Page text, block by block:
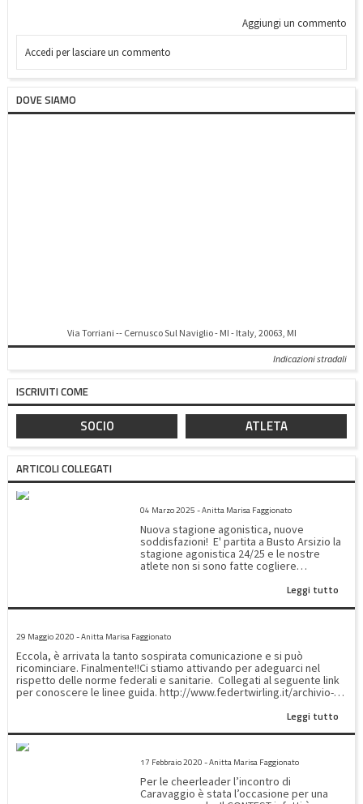
Aggiungi un commento
Accedi per lasciare un commento
DOVE SIAMO
Via Torriani -- Cernusco Sul Naviglio - MI - Italy, 20063, MI
Indicazioni stradali
ISCRIVITI COME
SOCIO ATLETA
ARTICOLI COLLEGATI
04 Marzo 2025 - Anitta Marisa Faggionato
Nuova stagione agonistica, nuove
soddisfazioni! E' partita a Busto Arsizio la
stagione agonistica 24/25 e le nostre
atlete non si sono fatte cogliere
riconoscimenti ottenuti nelle diverse
Greta Fiordalisio: 6º posto - ⁠Maria Vittoria
Nicoli: 8º posto - ⁠Giulia Vailati: 9º posto -
⁠Beatrice Bianco: 10º posto Solo Youth
2011/2012 livello beginners: - Anna Ciaccia:
6º posto Solo Youth 2013 livello beginners:
- Miriam Castoldi: 2º posto - ⁠Sveva
Terraneo: 9º posto Solo Junior livello
Freestyle Youth livello beginners: -
2011 livello B: - Greta Ravasio: 6º posto
posto Freestyle Senior livello B: - Martina
Perciante: 4º posto Freestyle Senior livello
Leggi tutto
29 Maggio 2020 - Anitta Marisa Faggionato
Eccola, è arrivata la tanto sospirata comunicazione e si può
ricominciare. Finalmente!!Ci stiamo attivando per adeguarci nel
rispetto delle norme federali e sanitarie. Collegati al seguente link
per conoscere le linee guida. http://www.federtwirling.it/archivio-
Leggi tutto
17 Febbraio 2020 - Anitta Marisa Faggionato
Per le cheerleader l’incontro di
Caravaggio è stata l’occasione per una